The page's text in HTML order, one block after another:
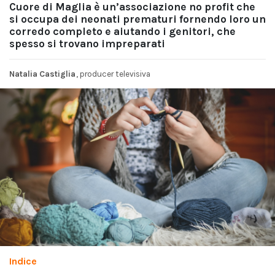
Cuore di Maglia è un’associazione no profit che
si occupa dei neonati prematuri fornendo loro un
corredo completo e aiutando i genitori, che
spesso si trovano impreparati
Natalia Castiglia , producer televisiva
Indice